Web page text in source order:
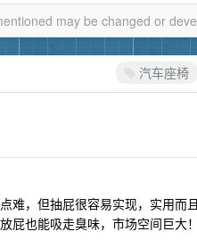
may be changed or
汽车座椅
难，但抽屁很容易实现，实用而
屁也能吸走臭味，市场空间巨大！